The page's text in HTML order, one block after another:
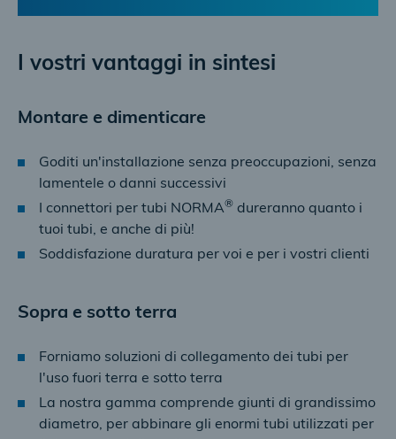
I vostri vantaggi in sintesi
Montare e dimenticare
Goditi un'installazione senza preoccupazioni, senza
lamentele o danni successivi
I connettori per tubi NORMA® dureranno quanto i
tuoi tubi, e anche di più!
Soddisfazione duratura per voi e per i vostri clienti
Sopra e sotto terra
Forniamo soluzioni di collegamento dei tubi per
l'uso fuori terra e sotto terra
La nostra gamma comprende giunti di grandissimo
diametro, per abbinare gli enormi tubi utilizzati per